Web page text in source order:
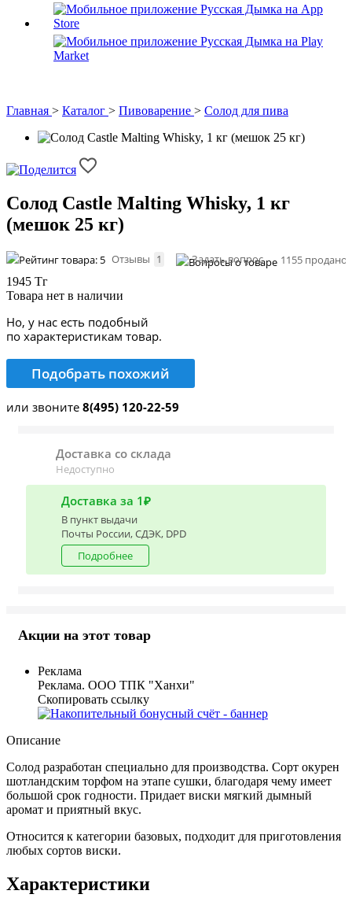
Главная > Каталог > Пивоварение > Солод для пива
Солод Castle Malting Whisky, 1 кг
(мешок 25 кг)
Отзывы 1 Задать вопрос 1155 продано
1945 Тг
Товара нет в наличии
Но, у нас есть подобный
по характеристикам товар.
Подобрать похожий
или звоните 8(495) 120-22-59
Доставка со склада
Недоступно
Доставка за 1₽
В пункт выдачи
Почты России, СДЭК, DPD
Подробнее
Акции на этот товар
Реклама
Реклама. ООО ТПК "Ханхи"
Скопировать ссылку
Описание
Солод разработан специально для производства. Сорт окурен
шотландским торфом на этапе сушки, благодаря чему имеет
большой срок годности. Придает виски мягкий дымный
аромат и приятный вкус.
Относится к категории базовых, подходит для приготовления
любых сортов виски.
Характеристики